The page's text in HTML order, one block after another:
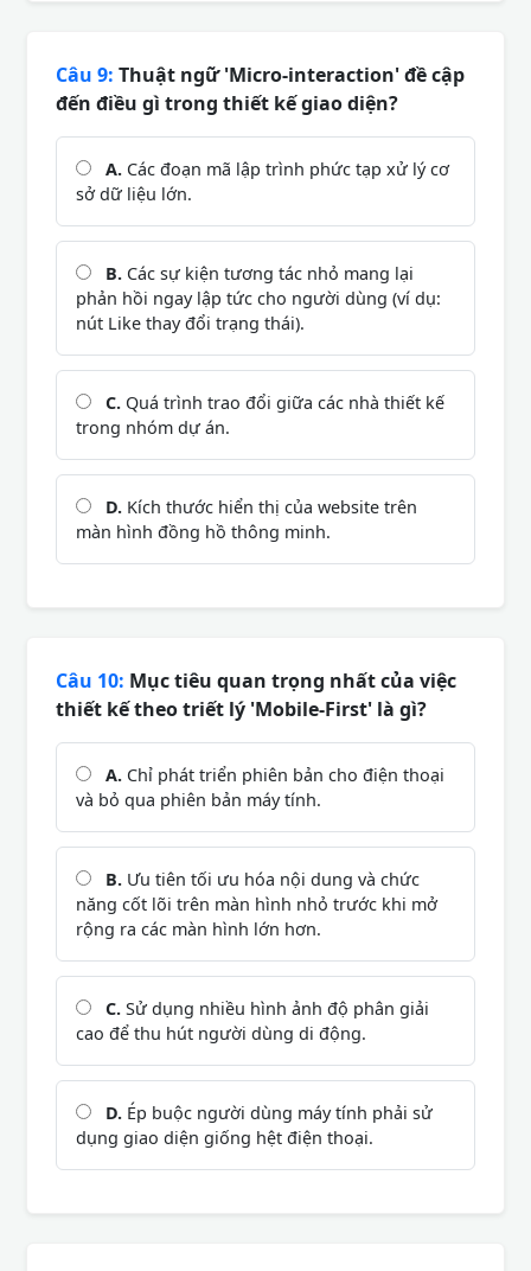
Câu 9: Thuật ngữ 'Micro-interaction' đề cập
đến điều gì trong thiết kế giao diện?
A. Các đoạn mã lập trình phức tạp xử lý cơ
sở dữ liệu lớn.
B. Các sự kiện tương tác nhỏ mang lại
phản hồi ngay lập tức cho người dùng (ví dụ:
nút Like thay đổi trạng thái).
C. Quá trình trao đổi giữa các nhà thiết kế
trong nhóm dự án.
D. Kích thước hiển thị của website trên
màn hình đồng hồ thông minh.
Câu 10: Mục tiêu quan trọng nhất của việc
thiết kế theo triết lý 'Mobile-First' là gì?
A. Chỉ phát triển phiên bản cho điện thoại
và bỏ qua phiên bản máy tính.
B. Ưu tiên tối ưu hóa nội dung và chức
năng cốt lõi trên màn hình nhỏ trước khi mở
rộng ra các màn hình lớn hơn.
C. Sử dụng nhiều hình ảnh độ phân giải
cao để thu hút người dùng di động.
D. Ép buộc người dùng máy tính phải sử
dụng giao diện giống hệt điện thoại.